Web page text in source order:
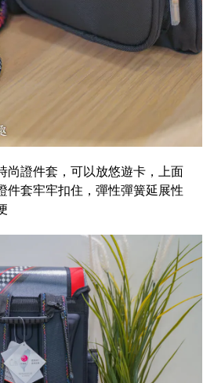
尚證件套，可以放悠遊卡，上面
件套牢牢扣住，彈性彈簧延展性